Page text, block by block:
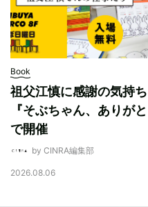
Book
祖父江慎に感謝の気持
『そぶちゃん、ありが
で開催
by CINRA編集部
2026.08.06